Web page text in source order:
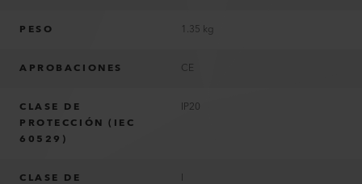
PESO 1.35 kg
APROBACIONES CE
CLASE DE
PROTECCIÓN (IEC
60529)
IP20
CLASE DE
I